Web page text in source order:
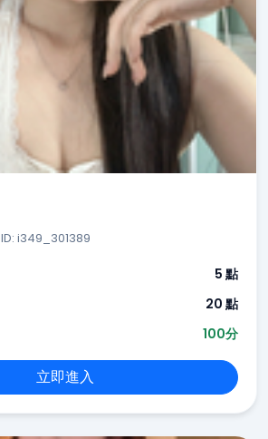
ID: i349_301389
5 點
20 點
100分
立即進入